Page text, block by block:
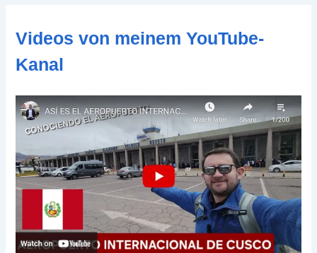
s
e
Videos von meinem YouTube-
Kanal